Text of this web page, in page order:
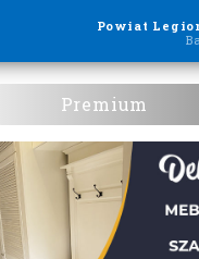
Powiat
Premium